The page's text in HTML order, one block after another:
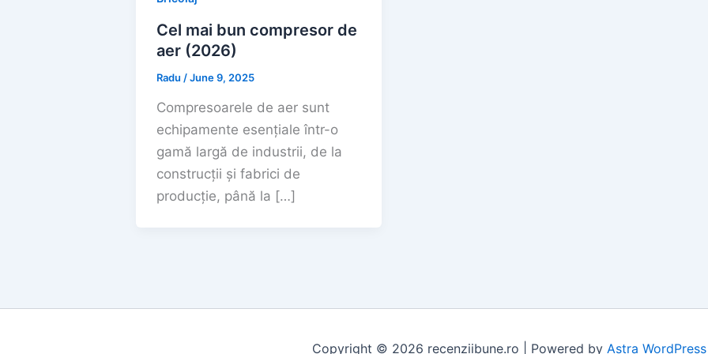
Cel mai bun compresor de
aer (2026)
Radu /June 9, 2025
Compresoarele de aer sunt
echipamente esențiale într-o
gamă largă de industrii, de la
construcții și fabrici de
producție, până la […]
Copyright © 2026 recenziibune.ro | Powered by Astra